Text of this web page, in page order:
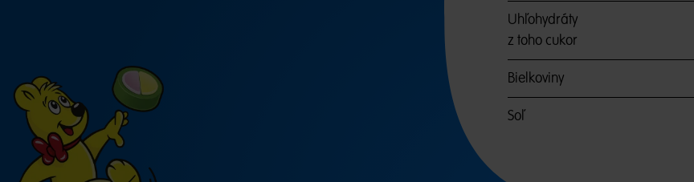
Uhľohydráty
z toho cukor
Bielkoviny
Soľ